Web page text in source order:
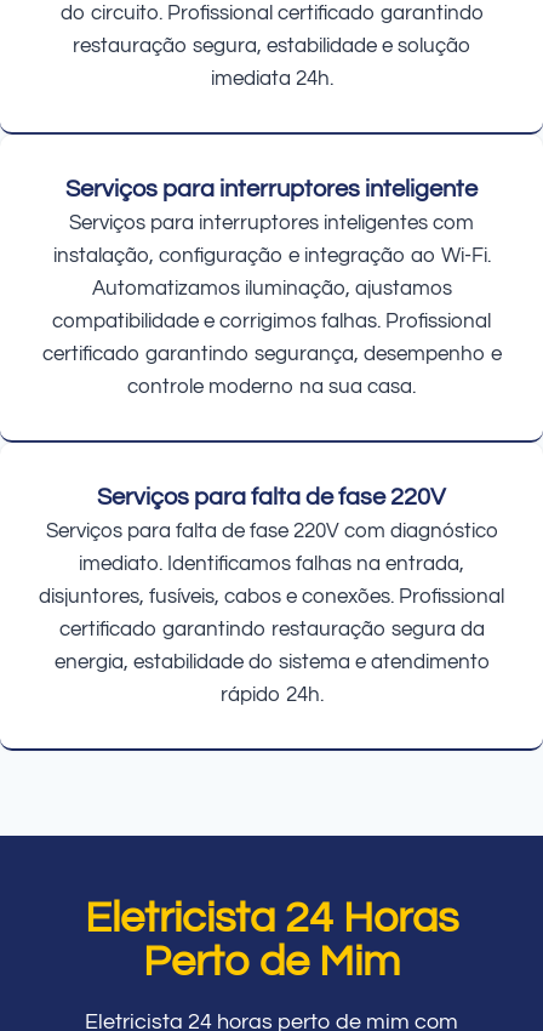
do circuito. Profissional certificado garantindo
restauração segura, estabilidade e solução
imediata 24h.
Serviços para interruptores inteligente
Serviços para interruptores inteligentes com
instalação, configuração e integração ao Wi-Fi.
Automatizamos iluminação, ajustamos
compatibilidade e corrigimos falhas. Profissional
certificado garantindo segurança, desempenho e
controle moderno na sua casa.
Serviços para falta de fase 220V
Serviços para falta de fase 220V com diagnóstico
imediato. Identificamos falhas na entrada,
disjuntores, fusíveis, cabos e conexões. Profissional
certificado garantindo restauração segura da
energia, estabilidade do sistema e atendimento
rápido 24h.
Eletricista 24 Horas
Perto de Mim
Eletricista 24 horas perto de mim com